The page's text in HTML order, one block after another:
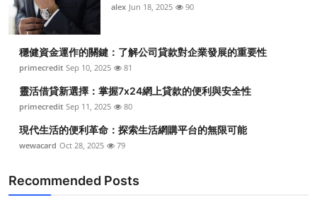
alex Jun 18, 2025 90
穩健資金運作的關鍵：了解公司貸款對企業發展的重要性
primecredit Sep 10, 2025 81
靈活借貸新選擇：掌握7x24網上貸款的便利與安全性
primecredit Sep 11, 2025 80
現代生活的便利革命：探索生活網購平台的無限可能
wewacard Oct 28, 2025 79
Recommended Posts